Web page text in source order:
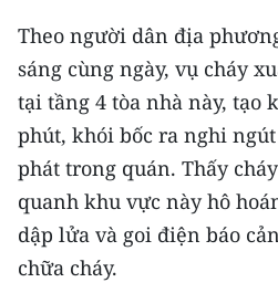
KIỂM CHỨNG THÔNG TIN
TRI THỨC CHUYÊN SÂU
54 DÂN TỘC VIỆT NAM
CHƯƠNG TRÌNH OCOP - MỖI
MỘT SẢN PHẨM
RADIO
Theo người dân địa
sáng cùng ngày, vụ cháy
tại tầng 4 tòa nhà này, tạo
phút, khói bốc ra nghi
phát trong quán. Thấy
quanh khu vực này hô
dập lửa và goi điện báo
chữa cháy.